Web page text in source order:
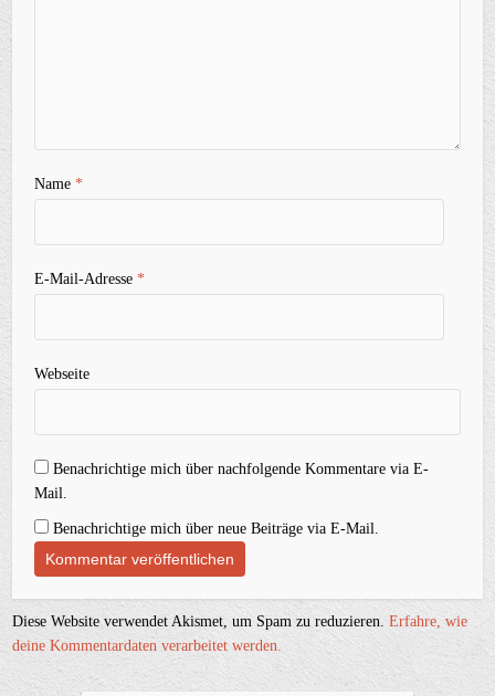
Name*
E-Mail-Adresse*
Webseite
Benachrichtige mich über nachfolgende Kommentare via E-
Mail.
Benachrichtige mich über neue Beiträge via E-Mail.
Diese Website verwendet Akismet, um Spam zu reduzieren.Erfahre, wie
deine Kommentardaten verarbeitet werden.